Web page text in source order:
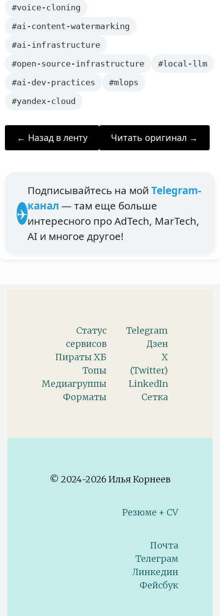
#voice-cloning
#ai-content-watermarking
#ai-infrastructure
#open-source-infrastructure
#local-llm
#ai-dev-practices
#mlops
#yandex-cloud
← Назад в ленту Читать оригинал →
✈️
Подписывайтесь на мой Telegram-
канал — там еще больше
интересного про AdTech, MarTech,
AI и многое другое!
Статус
сервисов
Пираты ХБ
Топы
Медиагруппы
Форматы
Telegram
Дзен
X
(Twitter)
LinkedIn
Сетка
© 2024-2026 Илья Корнеев
Резюме + CV
Почта
Телеграм
Линкедин
Фейсбук